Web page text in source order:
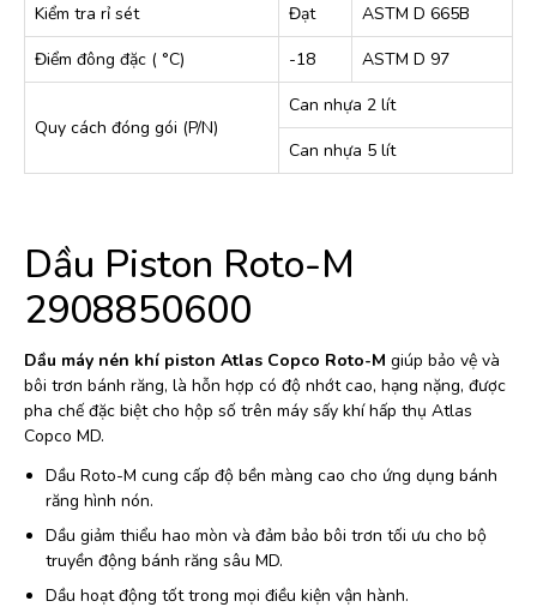
Kiểm tra rỉ sét
Đạt
ASTM D 665B
Điểm đông đặc ( °C)
-18 ASTM D 97
Quy cách đóng gói (P/N)
Can nhựa 2 lít
Can nhựa 5 lít
Dầu Piston Roto-M
2908850600
Dầu máy nén khí piston Atlas Copco Roto-M giúp bảo vệ và
bôi trơn bánh răng, là hỗn hợp có độ nhớt cao, hạng nặng, được
pha chế đặc biệt cho hộp số trên máy sấy khí hấp thụ Atlas
Copco MD.
Dầu Roto-M cung cấp độ bền màng cao cho ứng dụng bánh
răng hình nón.
Dầu giảm thiểu hao mòn và đảm bảo bôi trơn tối ưu cho bộ
truyền động bánh răng sâu MD.
Dầu hoạt động tốt trong mọi điều kiện vận hành.